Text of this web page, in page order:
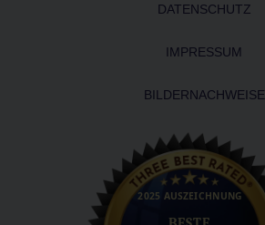
DATENSCHUTZ
IMPRESSUM
BILDERNACHWEISE